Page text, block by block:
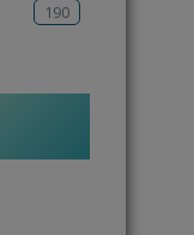
190